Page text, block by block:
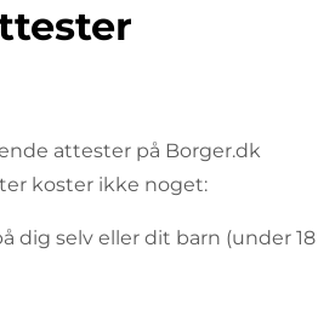
attester på Borger.dk
koster ikke noget:
dig selv eller dit barn (under 18